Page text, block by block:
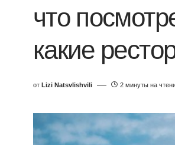
что
какие
от Lizi Natsvlishvili 2 минуты на